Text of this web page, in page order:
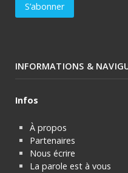
INFORMATIONS &
Infos
À propos
Partenaires
Nous écrire
La parole est à vous